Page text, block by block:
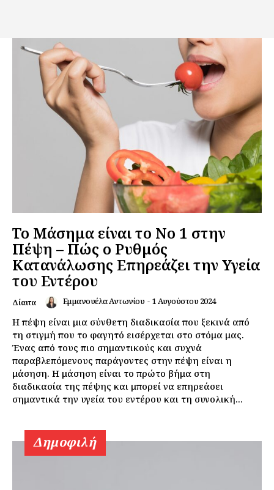
Το Μάσημα είναι το Νο 1 στην
Πέψη – Πώς ο Ρυθμός
Κατανάλωσης Επηρεάζει την Υγεία
του Εντέρου
Δίαιτα Εμμανουέλα Αντωνίου - 1 Αυγούστου 2024
Η πέψη είναι μια σύνθετη διαδικασία που ξεκινά από
τη στιγμή που το φαγητό εισέρχεται στο στόμα μας.
Ένας από τους πιο σημαντικούς και συχνά
παραβλεπόμενους παράγοντες στην πέψη είναι η
μάσηση. Η μάσηση είναι το πρώτο βήμα στη
διαδικασία της πέψης και μπορεί να επηρεάσει
σημαντικά την υγεία του εντέρου και τη συνολική...
Δημοφιλή